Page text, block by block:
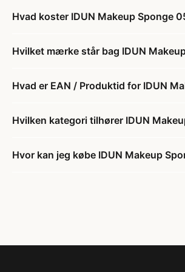
Hvad koster IDUN Makeup Sponge
Hvilket mærke står bag IDUN
Hvad er EAN / Produktid for IDUN
Hvilken kategori tilhører IDUN
Hvor kan jeg købe IDUN Makeup